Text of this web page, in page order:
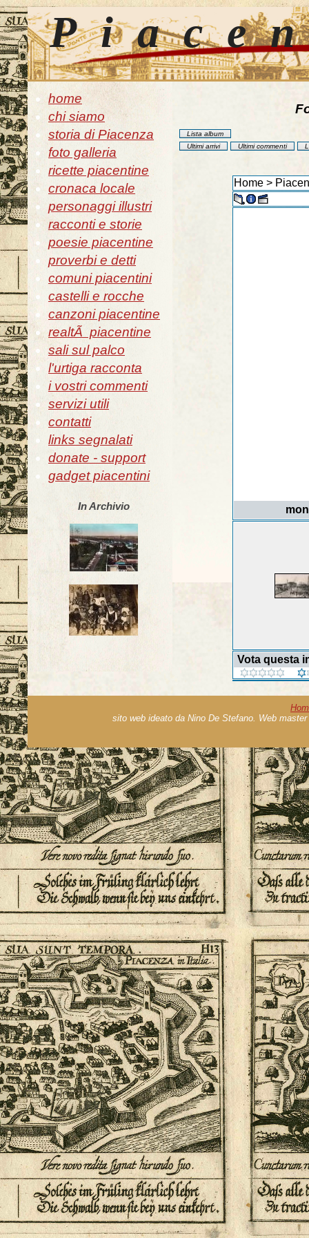
home
chi siamo
storia di Piacenza
foto galleria
ricette piacentine
cronaca locale
personaggi illustri
racconti e storie
poesie piacentine
proverbi e detti
comuni piacentini
castelli e rocche
canzoni piacentine
realtÃ piacentine
sali sul palco
l'urtiga racconta
i vostri commenti
servizi utili
contatti
links segnalati
donate - support
gadget piacentini
In Archivio
Lista album
Ultimi arrivi
Ultimi commenti
Home >
Vota questa
sito web ideato da Nino De Stefano. Web